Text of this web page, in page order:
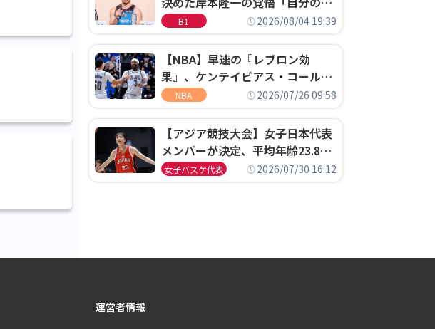
ゴというちっぽけなことのため
B1 2026/08/04 19:39
【NBA】早速の『レブロン効
果』、ケンテイビアス・コールド
ウェル・ポープがセブンティシク
NBA 2026/07/26 09:58
【アジア競技大会】女子日本代表
メンバーが決定、平均年齢23.8歳
のフレッシュなメンバーが日本開
女子バスケ代表 2026/07/30 16:12
運営者情報